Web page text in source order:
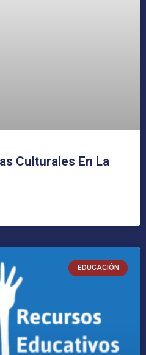
Culturales En La
EDUCACIÓN